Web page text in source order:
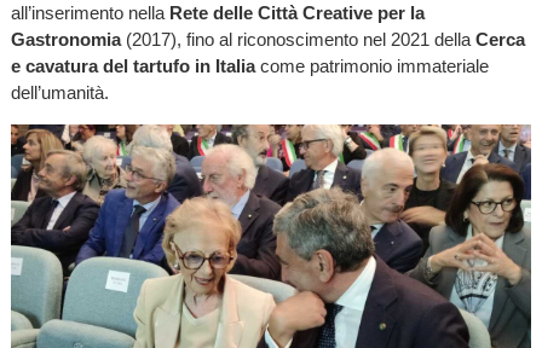
all’inserimento nella Rete delle Città Creative per la
Gastronomia(2017), fino al riconoscimento nel 2021 della Cerca
e cavatura del tartufo in Italiacome patrimonio immateriale
dell’umanità.